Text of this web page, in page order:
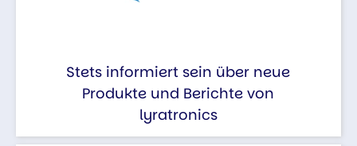
Stets informiert sein über neue
Produkte und Berichte von
lyratronics